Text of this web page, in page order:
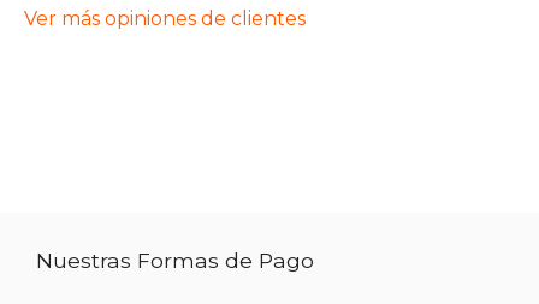
Ver más opiniones de clientes
Nuestras Formas de Pago